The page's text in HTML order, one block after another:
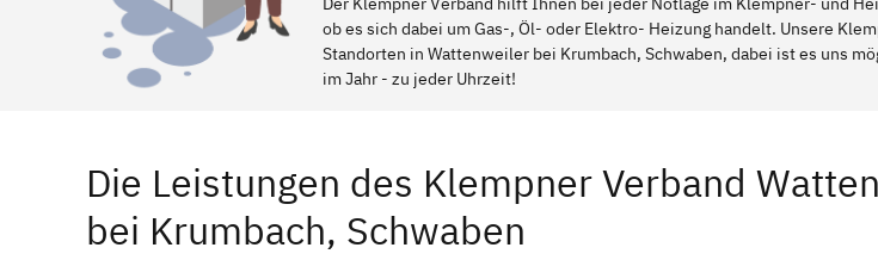
ob es sich dabei um Gas-, Öl- oder Elektro- Heizung handelt. Unsere
Standorten in Wattenweiler bei Krumbach, Schwaben, dabei ist es uns
im Jahr - zu jeder Uhrzeit!
Die Leistungen des Klempner Verband
bei Krumbach, Schwaben